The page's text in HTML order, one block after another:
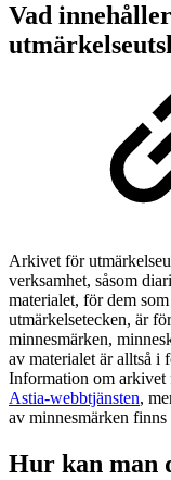
Vad
Arkivet för
verksamhet, såsom
materialet, för dem
utmärkelsetecken, är
minnesmärken,
av materialet är alltså i
Information om arkivet
Astia-webbtjänsten,
av minnesmärken
Hur kan man